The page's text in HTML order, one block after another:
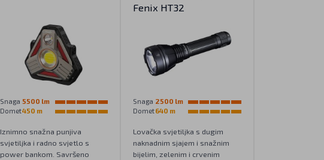
Snaga 5500 lm
Domet450 m
Iznimno snažna punjiva
svjetiljka i radno svjetlo s
power bankom. Savršeno
Fenix HT32
Snaga 2500 lm
Domet640 m
Lovačka svjetiljka s dugim
naknadnim sjajem i snažnim
bijelim, zelenim i crvenim